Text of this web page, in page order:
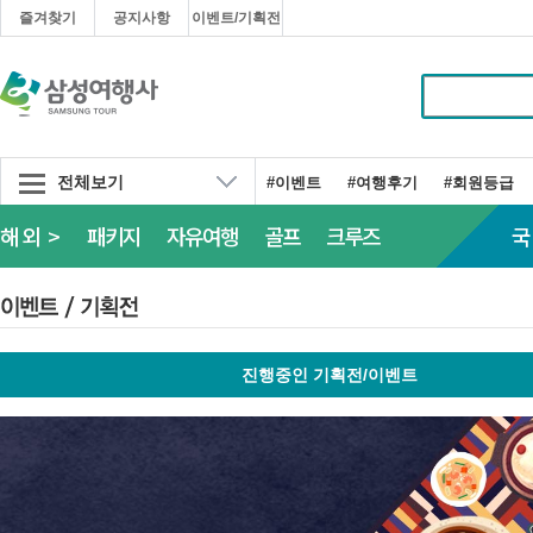
즐겨찾기 공지사항 이벤트/기획전
전체보기 #이벤트 #여행후기 #회원등급
해외 > 패키지 자유여행 골프 크루즈
진행중인 기획전/이벤트